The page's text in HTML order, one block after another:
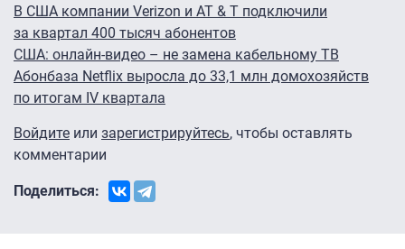
В США компании Verizon и AT & T подключили
за квартал 400 тысяч абонентов
США: онлайн-видео – не замена кабельному ТВ
Абонбаза Netflix выросла до 33,1 млн домохозяйств
по итогам IV квартала
Войдите или зарегистрируйтесь, чтобы оставлять
комментарии
Поделиться: